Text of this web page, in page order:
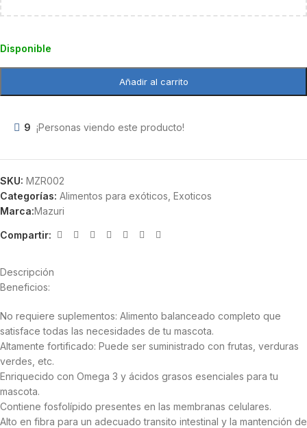
Disponible
Añadir al carrito
9 ¡Personas viendo este producto!
SKU: MZR002
Categorías: Alimentos para exóticos Exoticos
Marca:Mazuri
Compartir:
Descripción
Beneficios:
No requiere suplementos: Alimento balanceado completo que
satisface todas las necesidades de tu mascota.
Altamente fortificado: Puede ser suministrado con frutas, verduras
verdes, etc.
Enriquecido con Omega 3 y ácidos grasos esenciales para tu
mascota.
Contiene fosfolípido presentes en las membranas celulares.
Alto en fibra para un adecuado transito intestinal y la mantención de